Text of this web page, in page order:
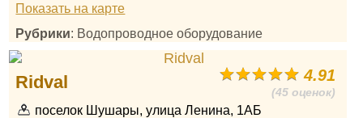
Показать на карте
Рубрики: Водопроводное оборудование
4.91
(45 оценок)
Ridval
поселок Шушары, улица Ленина, 1АБ